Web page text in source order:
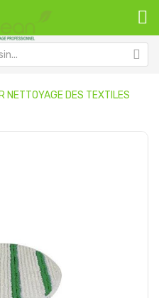
NETTOYAGE DES TEXTILES